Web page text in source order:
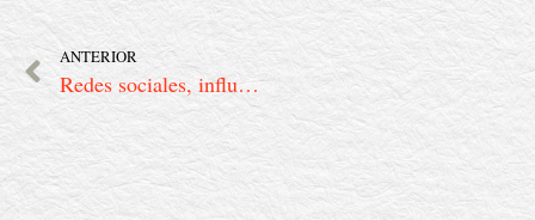
ANTERIOR
Redes sociales, influencia e IA: el nuevo equilibrio que las marcas deben aprender a gestionar